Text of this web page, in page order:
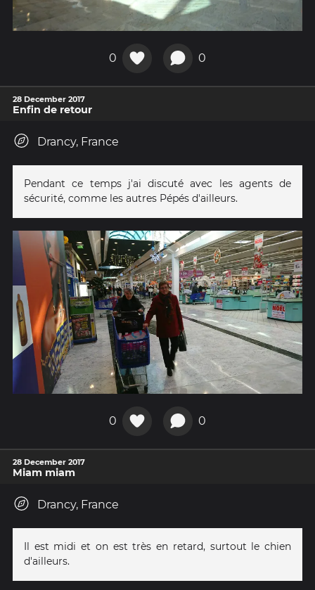
0 0
28 December 2017
Enfin de retour
Drancy, France
Pendant ce temps j'ai discuté avec les agents de
sécurité, comme les autres Pépés d'ailleurs.
0 0
28 December 2017
Miam miam
Drancy, France
Il est midi et on est très en retard, surtout le chien
d'ailleurs.